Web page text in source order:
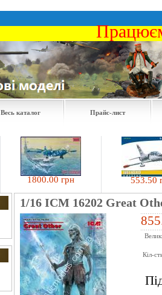
Весь каталог Прайс-лист
1800.00 грн 553.50 грн
1/16 ICM 16202 Great
Кіл-